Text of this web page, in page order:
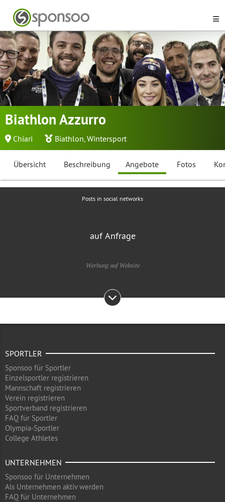
Biathlon Azzurro
Chiari Biathlon,Wintersport
Übersicht Beschreibung Angebote Fotos
Posts in social networks
auf Anfrage
Werbung auf Website
SPORTLER
Sponsoo für Sportler
Einzelsportler registrieren
Mannschaft registrieren
Verein registrieren
Sportverband registrieren
FAQ für Sportler
Olympia-Sportler
College Athletes
UNTERNEHMEN
Sponsoo für Unternehmen
Als Unternehmen aktiv werden
FAQ für Unternehmen